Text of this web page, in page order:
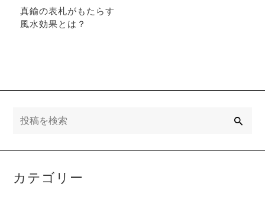
真鍮の表札がもたらす
風水効果とは？
カテゴリー